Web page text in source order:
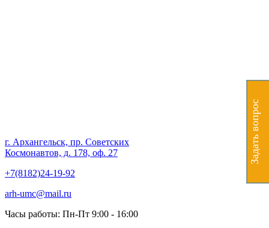
г. Архангельск, пр. Советских
Космонавтов, д. 178, оф. 27
+7(8182)24-19-92
arh-umc@mail.ru
Часы работы: Пн-Пт 9:00 - 16:00
Задать вопрос